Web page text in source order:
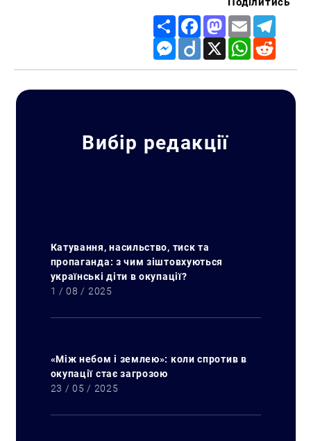
Share FacebookMastodon
Email
Messenger
Diigo X WhatsApp
Вибір редакції
Катування, насильство, тиск та
пропаганда: з чим зіштовхуються
українські діти в окупації?
1 / 08 / 2025
«Між небом і землею»: коли спротив в
окупації стає загрозою
23 / 05 / 2025